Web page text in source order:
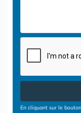
En cliquant sur le